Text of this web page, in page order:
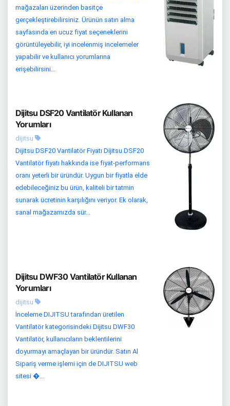
mağazaları üzerinden basitçe
gerçekleştirebilirsiniz. Ürünün satın alma
sayfasında en ucuz fiyat seçeneklerini
görüntüleyebilir, iyi incelenmiş incelemeler
yapabilir ve kullanıcı yorumlarına
erişebilirsini...
Dijitsu DSF20 Vantilatör Kullanan
Yorumları
dijitsu
Dijitsu DSF20 Vantilatör Fiyatı Dijitsu DSF20
Vantilatör fiyatı hakkında ise fiyat-performans
oranı yeterli bir üründür. Uygun bir fiyatla elde
edebileceğiniz bu ürün, kaliteli bir tatmin
sunarak ücretinin karşılığını veriyor. Ek olarak,
sanal mağazamızda sür...
Dijitsu DWF30 Vantilatör Kullanan
Yorumları
dijitsu
İnceleme DIJITSU tarafından üretilen
Vantilatör kategorisindeki Dijitsu DWF30
Vantilatör, kullanıcıların beklentilerini
doyurmayı amaçlayan bir üründür. Satın Al
Sipariş verme işlemi için de DIJITSU web
sitesi �...